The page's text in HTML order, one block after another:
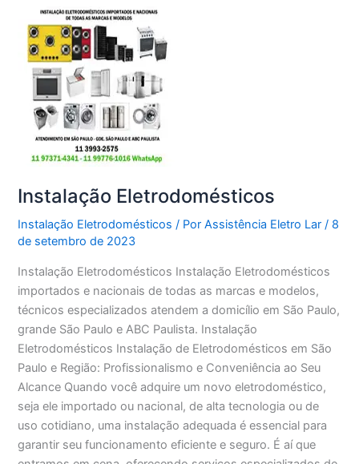
Instalação Eletrodomésticos
Instalação Eletrodomésticos / PorAssistência Eletro Lar/ 8
de setembro de 2023
Instalação Eletrodomésticos Instalação Eletrodomésticos
importados e nacionais de todas as marcas e modelos,
técnicos especializados atendem a domicílio em São Paulo,
grande São Paulo e ABC Paulista. Instalação
Eletrodomésticos Instalação de Eletrodomésticos em São
Paulo e Região: Profissionalismo e Conveniência ao Seu
Alcance Quando você adquire um novo eletrodoméstico,
seja ele importado ou nacional, de alta tecnologia ou de
uso cotidiano, uma instalação adequada é essencial para
garantir seu funcionamento eficiente e seguro. É aí que